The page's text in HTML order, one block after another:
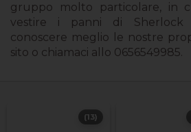
gruppo molto particolare, in
vestire i panni di Sherlock
conoscere meglio le nostre
sito o chiamaci allo 0656549985.
(13)